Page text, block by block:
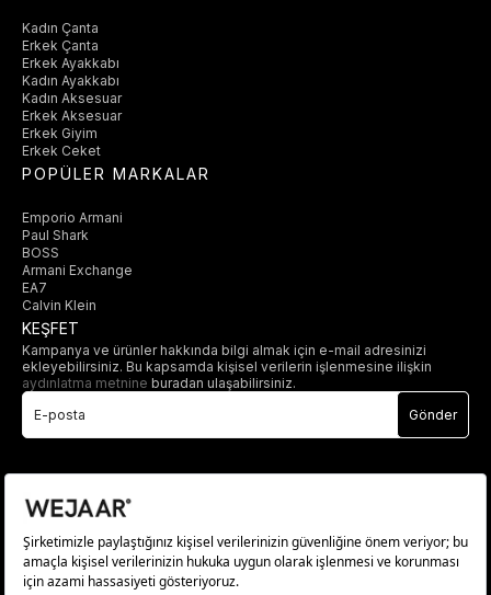
Kadın Çanta
Erkek Çanta
Erkek Ayakkabı
Kadın Ayakkabı
Kadın Aksesuar
Erkek Aksesuar
Erkek Giyim
Erkek Ceket
POPÜLER MARKALAR
Emporio Armani
Paul Shark
BOSS
Armani Exchange
EA7
Calvin Klein
KEŞFET
Kampanya ve ürünler hakkında bilgi almak için e-mail adresinizi
ekleyebilirsiniz. Bu kapsamda kişisel verilerin işlenmesine ilişkin
aydınlatma metnine buradan ulaşabilirsiniz.
Gönder
© 2025 wejaar.com.tr. tüm hakları saklıdır.